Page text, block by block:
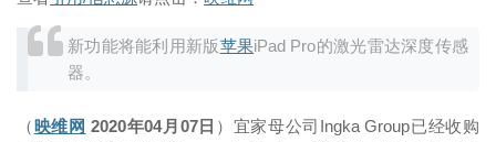
新功能将能利用新版苹果iPad Pro的激光雷达深度传感
器。
（ 映维网 2020年04月07日 ）宜家母公司Ingka Group已经收购